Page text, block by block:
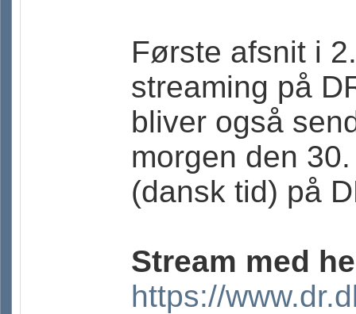
Første afsnit i
streaming på
bliver også
morgen den
(dansk tid) på
Stream med
https://